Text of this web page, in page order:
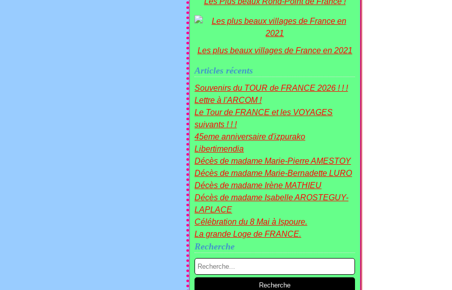
Les plus beaux villages de France en 2021
Articles récents
Souvenirs du TOUR de FRANCE 2026 ! ! !
Lettre à l'ARCOM !
Le Tour de FRANCE et les VOYAGES
suivants ! ! !
45eme anniversaire d'izpurako
Libertimendia
Décès de madame Marie-Pierre AMESTOY
Décès de madame Marie-Bernadette LURO
Décès de madame Irène MATHIEU
Décès de madame Isabelle AROSTEGUY-
LAPLACE
Célébration du 8 Mai à Ispoure.
La grande Loge de FRANCE.
Recherche